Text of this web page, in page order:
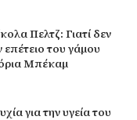
Πελτζ: Γιατί δεν
επέτειο του γάμου
Μπέκαμ
για την υγεία του